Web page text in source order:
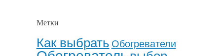
Метки
Как выбрать Обогреватели